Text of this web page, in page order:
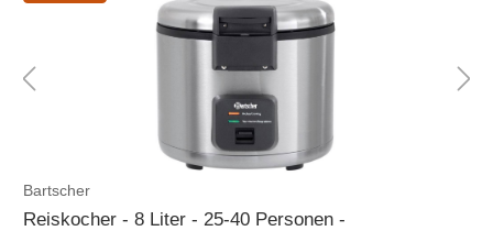
Bartscher
Reiskocher - 8 Liter - 25-40 Personen -